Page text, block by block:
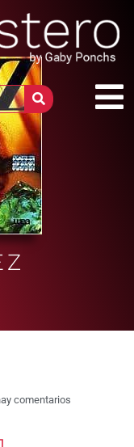
comentarios